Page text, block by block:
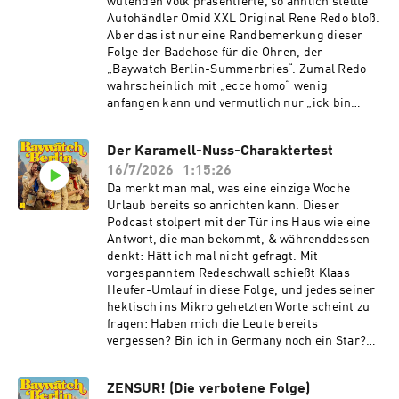
https://linktr.ee/BaywatchBerlin Du möchtest
Werbung in diesem Podcast schalten? Dann
erfahre hier mehr über die Werbemöglichkeiten
bei Seven.One Audio:
https://www.seven.one/portfolio/sevenone-
audio
besonderen Checkerfrage abgerundet wird:
„Sorry, the pool is closed due to a private event“.
Aber Jungs, wer braucht schon einen Pool, wer
braucht einen Sixpackbauch und wer braucht
Singapur - wenn man bereits Couponmeister
ist. Cover: Christoph Schlozer
über unsere Werbepartner erfahren? Hier
findest du alle Infos & Rabatte:
https://linktr.ee/BaywatchBerlin Du möchtest
Werbung in diesem Podcast schalten? Dann
erfahre hier mehr über die Werbemöglichkeiten
bei Seven.One Audio:
https://www.seven.one/portfolio/sevenone-
audio
Autohändler Omid XXL Original Rene Redo bloß.
Aber das ist nur eine Randbemerkung dieser
Folge der Badehose für die Ohren, der
„Baywatch Berlin-Summerbries“. Zumal Redo
wahrscheinlich mit „ecce homo“ wenig
anfangen kann und vermutlich nur „ick bin
nehmen wir ihn wieder auf, denn „Ecce homo“ -
„Seht der Mensch“ - das hat auch Klaas Heufer-
Umlauf erfahren, der sich in seinem Urlaub
sehenden Auges und ganz bewusst direkt ins
Unglück gestürzt hat, genauer gesagt in die
langen, 63jährigen Finger von Doktor Flaconi.
Wie Jesus opfert sich Klaas beim Wunderheiler
für eine gute Podcast Geschichte. Ein anderer
hat Schwierigkeiten Mensch zu bleiben.
Vielleicht beeinflusst sein Verhalten sogar den
ganzen evolutionären Lauf unserer Spezies?
Wenn es nach dem Urlaubsverhalten von
matschige, quallige Masse mit einer Kloake und
Der Karamell-Nuss-Charaktertest
16/7/2026
1:15:26
Da merkt man mal, was eine einzige Woche
Urlaub bereits so anrichten kann. Dieser
Podcast stolpert mit der Tür ins Haus wie eine
Antwort, die man bekommt, & währenddessen
denkt: Hätt ich mal nicht gefragt. Mit
vorgespanntem Redeschwall schießt Klaas
Heufer-Umlauf in diese Folge, und jedes seiner
hektisch ins Mikro gehetzten Worte scheint zu
fragen: Haben mich die Leute bereits
vergessen? Bin ich in Germany noch ein Star?
Macher-Sicht nicht von dem Effekt verschont,
ZENSUR! (Die verbotene Folge)